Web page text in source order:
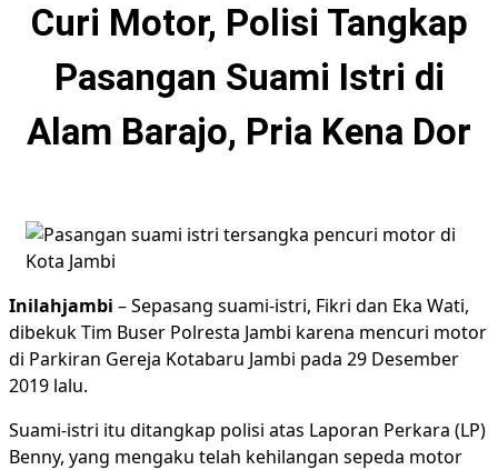
Curi Motor, Polisi Tangkap
Pasangan Suami Istri di
Alam Barajo, Pria Kena Dor
Inilahjambi – Sepasang suami-istri, Fikri dan Eka Wati,
dibekuk Tim Buser Polresta Jambi karena mencuri motor
di Parkiran Gereja Kotabaru Jambi pada 29 Desember
2019 lalu.
Suami-istri itu ditangkap polisi atas Laporan Perkara (LP)
Benny, yang mengaku telah kehilangan sepeda motor